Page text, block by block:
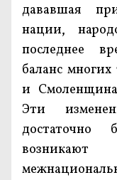
дававшая
нации,
последнее
баланс
и
Эти
достаточно